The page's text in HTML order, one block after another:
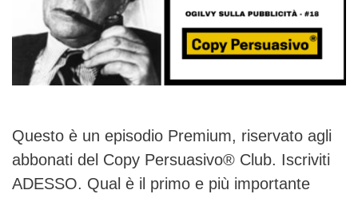
Questo è un episodio Premium, riservato agli
abbonati del Copy Persuasivo® Club. Iscriviti
ADESSO. Qual è il primo e più importante